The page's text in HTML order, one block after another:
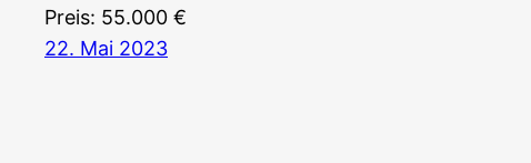
Preis: 55.000 €
22. Mai 2023